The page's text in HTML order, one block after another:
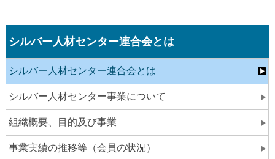
シルバー人材センター連合会とは
シルバー人材センター連合会とは
シルバー人材センター事業について
組織概要、目的及び事業
事業実績の推移等（会員の状況）